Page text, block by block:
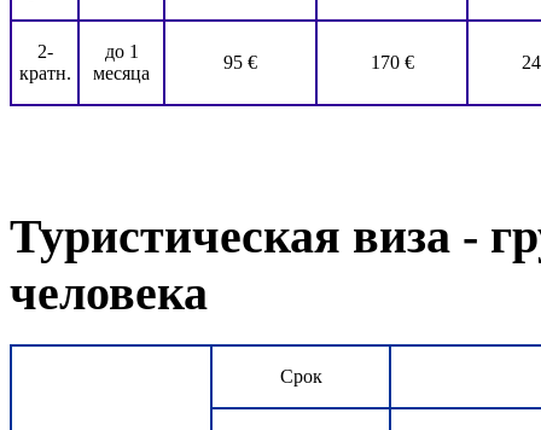
2-
кратн.
до 1
месяца
95 € 170 €
Туристическая виза -
человека
Срок